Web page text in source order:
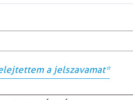
a jelszavamat*